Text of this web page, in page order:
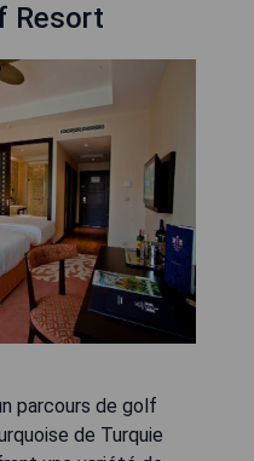
Resort
parcours de golf
de Turquie